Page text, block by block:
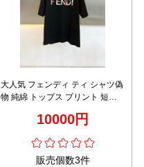
大人気 フェンディ ティ シャツ偽
物 純綿 トップス プリント 短袖
10000円
販売個数3件